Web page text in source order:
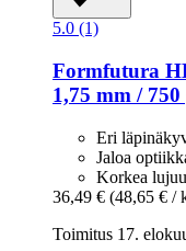
5.0 (1)
Formfutura
1,75 mm / 750
Eri
Jaloa
Korkea
36,49 € (48,65 € /
Toimitus 17.